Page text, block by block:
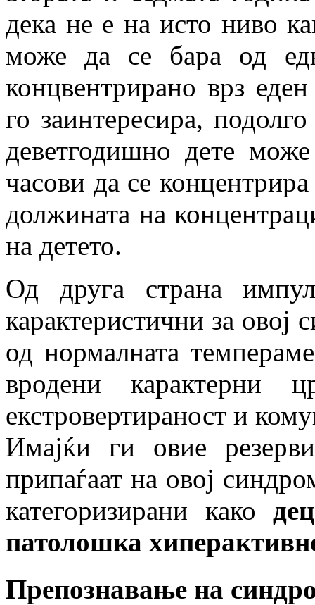
дека не е на исто ниво
може да се бара од
концвентрирано врз
го заинтересира,
деветгодишно дете
часови да се
должината на
на детето.
Од друга страна
карактеристични за овој
од нормалната
вродени карактерни
екстровертираност и
Имајќи ги овие
припаѓаат на овој
категоризирани како
патолошка
Препознавање на